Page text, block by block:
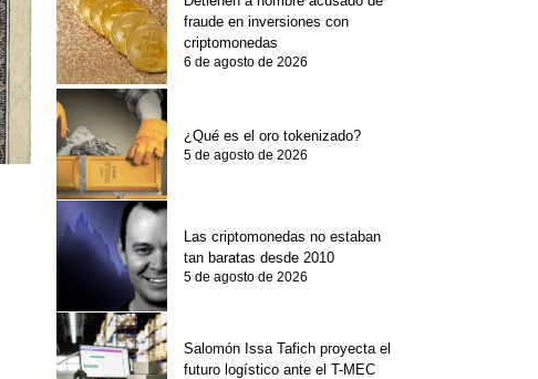
fraude en inversiones con
criptomonedas
6 de agosto de 2026
¿Qué es el oro tokenizado?
5 de agosto de 2026
Las criptomonedas no estaban
tan baratas desde 2010
5 de agosto de 2026
Salomón Issa Tafich proyecta el
futuro logístico ante el T-MEC